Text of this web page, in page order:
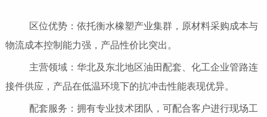
区位优势：依托衡水橡塑产业集群，原材料采购成本与
物流成本控制能力强，产品性价比突出。
主营领域：华北及东北地区油田配套、化工企业管路连
接件供应，产品在低温环境下的抗冲击性能表现优异。
配套服务：拥有专业技术团队，可配合客户进行现场工